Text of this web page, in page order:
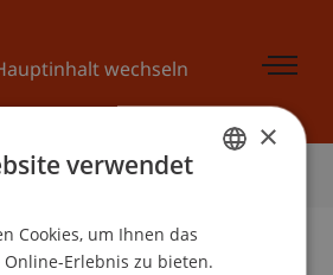
wechseln
×
verwendet
Cookies, um Ihnen das
Erlebnis zu bieten.